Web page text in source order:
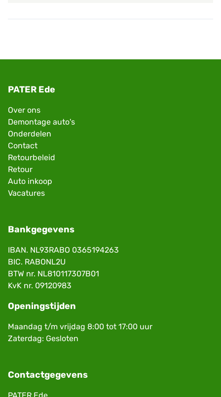
PATER Ede
Over ons
Demontage auto's
Onderdelen
Contact
Retourbeleid
Retour
Auto inkoop
Vacatures
Bankgegevens
IBAN. NL93RABO 0365194263
BIC. RABONL2U
BTW nr. NL810117307B01
KvK nr. 09120983
Openingstijden
Maandag t/m vrijdag 8:00 tot 17:00 uur
Zaterdag: Gesloten
Contactgegevens